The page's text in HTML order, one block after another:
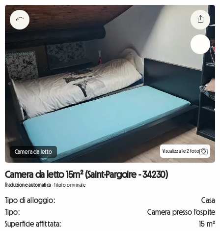
Camera da letto Visualizza le 2 foto
Camera da letto 15m² (Saint-Pargoire - 34230)
Traduzione automatica-Titolo originale
Tipo di alloggio:
Casa
Tipo:
Camera presso l'ospite
Superficie affittata:
15 m²